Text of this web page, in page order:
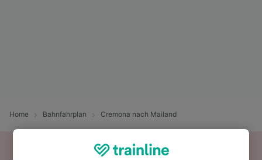
Home Bahnfahrplan Cremona nach Mailand